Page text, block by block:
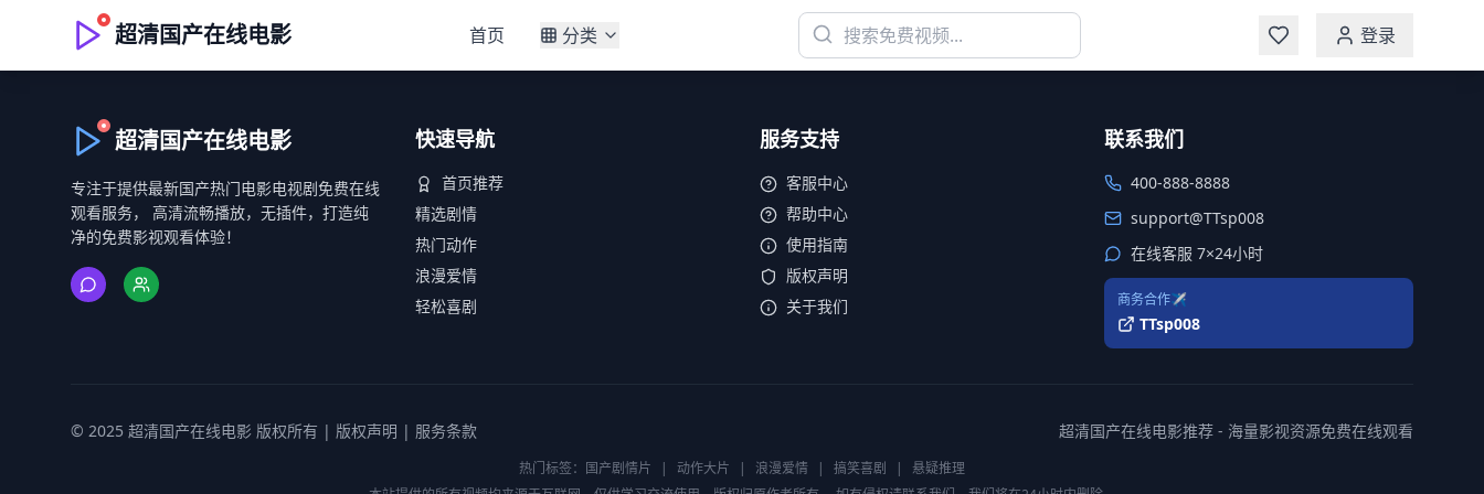
超清国产在线电影 首页 分类 登录
超清国产在线电影
专注于提供最新国产热门电影电视剧免费在线
观看服务， 高清流畅播放，无插件，打造纯
净的免费影视观看体验！
快速导航
首页推荐
精选剧情
热门动作
浪漫爱情
轻松喜剧
服务支持
客服中心
帮助中心
使用指南
版权声明
关于我们
联系我们
400-888-8888
support@TTsp008
在线客服 7×24小时
商务合作✈️
TTsp008
© 2025 超清国产在线电影 版权所有 | 版权声明 | 服务条款 超清国产在线电影推荐 - 海量影视资源免费在线观看
热门标签： 国产剧情片 | 动作大片 | 浪漫爱情 | 搞笑喜剧 |
悬疑推理